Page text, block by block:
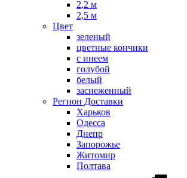
2,2 м
2,5 м
Цвет
зеленый
цветные кончики
с инеем
голубой
белый
заснеженный
Регион Доставки
Харьков
Одесса
Днепр
Запорожье
Житомир
Полтава